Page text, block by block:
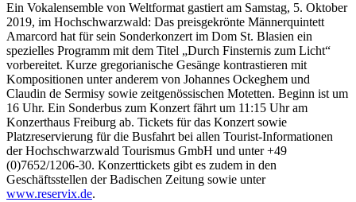
Ein Vokalensemble von Weltformat gastiert am Samstag, 5. Oktober
2019, im Hochschwarzwald: Das preisgekrönte Männerquintett
Amarcord hat für sein Sonderkonzert im Dom St. Blasien ein
spezielles Programm mit dem Titel „Durch Finsternis zum Licht“
vorbereitet. Kurze gregorianische Gesänge kontrastieren mit
Kompositionen unter anderem von Johannes Ockeghem und
Claudin de Sermisy sowie zeitgenössischen Motetten. Beginn ist um
16 Uhr. Ein Sonderbus zum Konzert fährt um 11:15 Uhr am
Konzerthaus Freiburg ab. Tickets für das Konzert sowie
Platzreservierung für die Busfahrt bei allen Tourist-Informationen
der Hochschwarzwald Tourismus GmbH und unter +49
(0)7652/1206-30. Konzerttickets gibt es zudem in den
Geschäftsstellen der Badischen Zeitung sowie unter
www.reservix.de.